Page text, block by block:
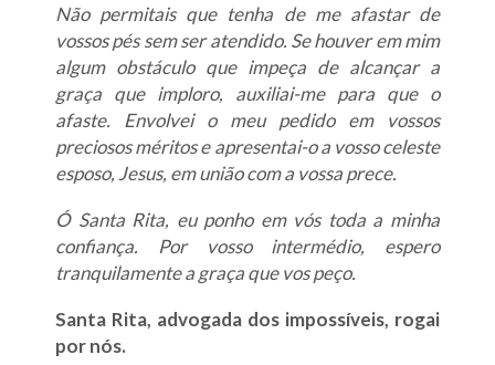
Não permitais que tenha de me afastar de
vossos pés sem ser atendido. Se houver em mim
algum obstáculo que impeça de alcançar a
graça que imploro, auxiliai-me para que o
afaste. Envolvei o meu pedido em vossos
preciosos méritos e apresentai-o a vosso celeste
esposo, Jesus, em união com a vossa prece.
Ó Santa Rita, eu ponho em vós toda a minha
confiança. Por vosso intermédio, espero
tranquilamente a graça que vos peço.
Santa Rita, advogada dos impossíveis, rogai
por nós.